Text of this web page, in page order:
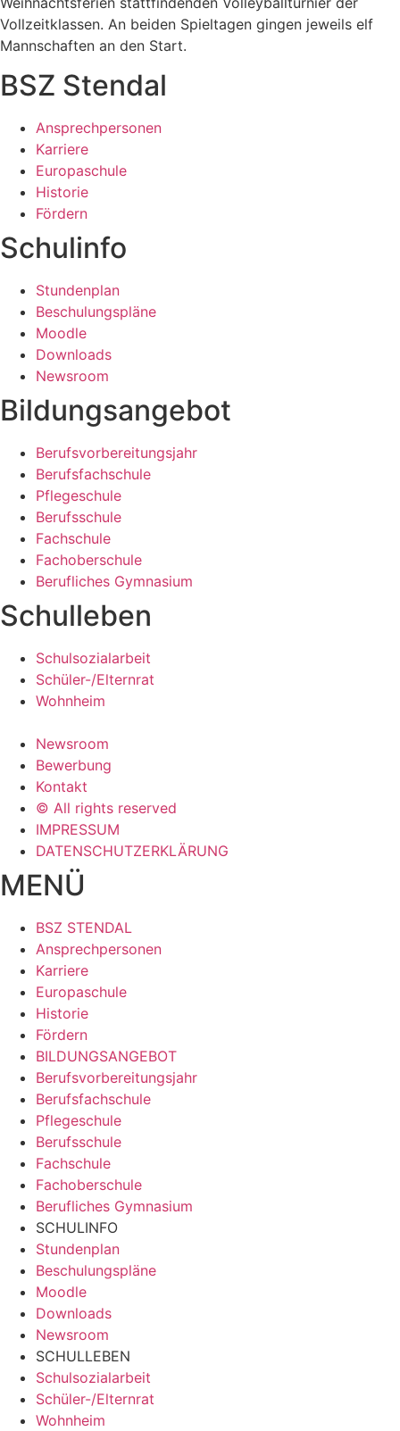
Vollzeitklassen. An beiden Spieltagen gingen jeweils elf
Mannschaften an den Start.
BSZ Stendal
Ansprechpersonen
Karriere
Europaschule
Historie
Fördern
Schulinfo
Stundenplan
Beschulungspläne
Moodle
Downloads
Newsroom
Bildungsangebot
Berufsvorbereitungsjahr
Berufsfachschule
Pflegeschule
Berufsschule
Fachschule
Fachoberschule
Berufliches Gymnasium
Schulleben
Schulsozialarbeit
Schüler-/Elternrat
Wohnheim
Newsroom
Bewerbung
Kontakt
© All rights reserved
IMPRESSUM
DATENSCHUTZERKLÄRUNG
MENÜ
BSZ STENDAL
Ansprechpersonen
Karriere
Europaschule
Historie
Fördern
BILDUNGSANGEBOT
Berufsvorbereitungsjahr
Berufsfachschule
Pflegeschule
Berufsschule
Fachschule
Fachoberschule
Berufliches Gymnasium
SCHULINFO
Stundenplan
Beschulungspläne
Moodle
Downloads
Newsroom
SCHULLEBEN
Schulsozialarbeit
Schüler-/Elternrat
Wohnheim